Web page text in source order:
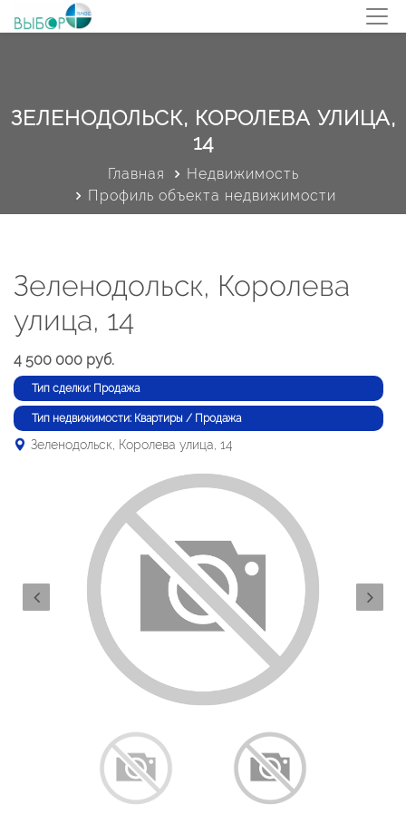
ЗЕЛЕНОДОЛЬСК, КОРОЛЕВА УЛИЦА,
14
Главная
Недвижимость
Профиль объекта недвижимости
Зеленодольск, Королева
улица, 14
4 500 000 руб.
Тип сделки: Продажа
Тип недвижимости: Квартиры / Продажа
Зеленодольск, Королева улица, 14